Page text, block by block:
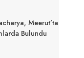
Meerut’ta
Bulundu